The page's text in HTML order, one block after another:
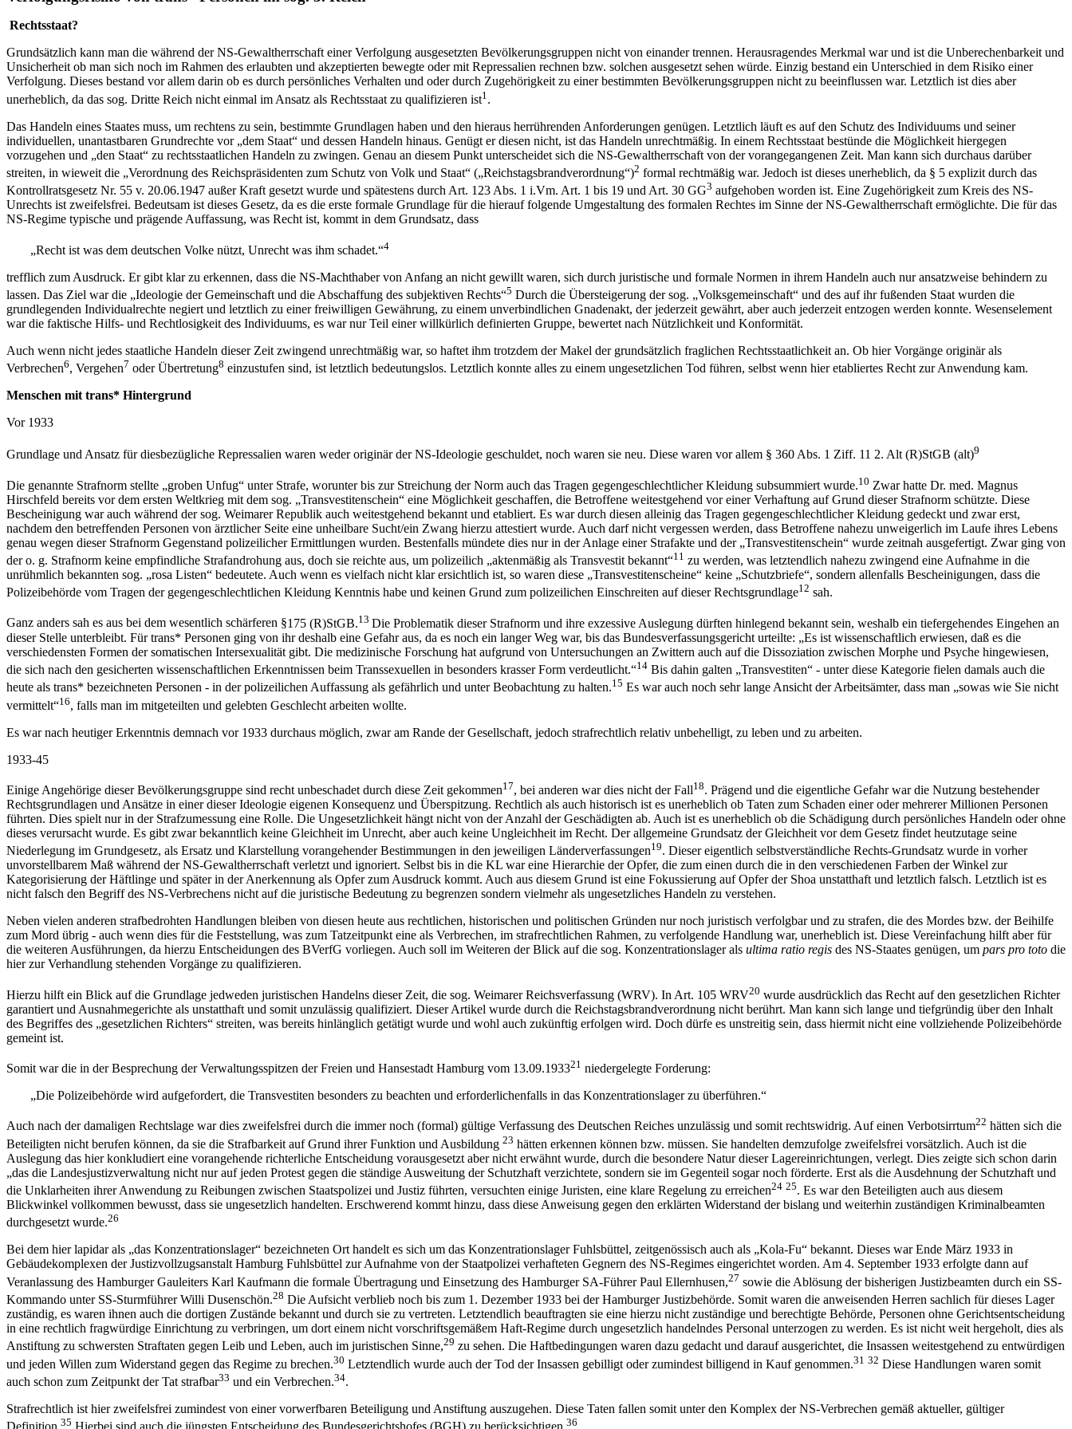
Rechtsstaat?
Grundsätzlich kann man die während der NS-Gewaltherrschaft einer Verfolgung ausgesetzten Bevölkerungsgruppen nicht von einander trennen. Herausragendes Merkmal war und ist die Unberechenbarkeit und
Unsicherheit ob man sich noch im Rahmen des erlaubten und akzeptierten bewegte oder mit Repressalien rechnen bzw. solchen ausgesetzt sehen würde. Einzig bestand ein Unterschied in dem Risiko einer
Verfolgung. Dieses bestand vor allem darin ob es durch persönliches Verhalten und oder durch Zugehörigkeit zu einer bestimmten Bevölkerungsgruppen nicht zu beeinflussen war. Letztlich ist dies aber
unerheblich, da das sog. Dritte Reich nicht einmal im Ansatz als Rechtsstaat zu qualifizieren ist1 .
Das Handeln eines Staates muss, um rechtens zu sein, bestimmte Grundlagen haben und den hieraus herrührenden Anforderungen genügen. Letztlich läuft es auf den Schutz des Individuums und seiner
individuellen, unantastbaren Grundrechte vor „dem Staat“ und dessen Handeln hinaus. Genügt er diesen nicht, ist das Handeln unrechtmäßig. In einem Rechtsstaat bestünde die Möglichkeit hiergegen
vorzugehen und „den Staat“ zu rechtsstaatlichen Handeln zu zwingen. Genau an diesem Punkt unterscheidet sich die NS-Gewaltherrschaft von der vorangegangenen Zeit. Man kann sich durchaus darüber
streiten, in wieweit die „Verordnung des Reichspräsidenten zum Schutz von Volk und Staat“ („Reichstagsbrandverordnung“)2 formal rechtmäßig war. Jedoch ist dieses unerheblich, da § 5 explizit durch das
Kontrollratsgesetz Nr. 55 v. 20.06.1947 außer Kraft gesetzt wurde und spätestens durch Art. 123 Abs. 1 i.Vm. Art. 1 bis 19 und Art. 30 GG3 aufgehoben worden ist. Eine Zugehörigkeit zum Kreis des NS-
Unrechts ist zweifelsfrei. Bedeutsam ist dieses Gesetz, da es die erste formale Grundlage für die hierauf folgende Umgestaltung des formalen Rechtes im Sinne der NS-Gewaltherrschaft ermöglichte. Die für das
NS-Regime typische und prägende Auffassung, was Recht ist, kommt in dem Grundsatz, dass
„Recht ist was dem deutschen Volke nützt, Unrecht was ihm schadet.“4
trefflich zum Ausdruck. Er gibt klar zu erkennen, dass die NS-Machthaber von Anfang an nicht gewillt waren, sich durch juristische und formale Normen in ihrem Handeln auch nur ansatzweise behindern zu
lassen. Das Ziel war die „Ideologie der Gemeinschaft und die Abschaffung des subjektiven Rechts“5 Durch die Übersteigerung der sog. „Volksgemeinschaft“ und des auf ihr fußenden Staat wurden die
grundlegenden Individualrechte negiert und letztlich zu einer freiwilligen Gewährung, zu einem unverbindlichen Gnadenakt, der jederzeit gewährt, aber auch jederzeit entzogen werden konnte. Wesenselement
war die faktische Hilfs- und Rechtlosigkeit des Individuums, es war nur Teil einer willkürlich definierten Gruppe, bewertet nach Nützlichkeit und Konformität.
Auch wenn nicht jedes staatliche Handeln dieser Zeit zwingend unrechtmäßig war, so haftet ihm trotzdem der Makel der grundsätzlich fraglichen Rechtsstaatlichkeit an. Ob hier Vorgänge originär als
Verbrechen6, Vergehen7 oder Übertretung8 einzustufen sind, ist letztlich bedeutungslos. Letztlich konnte alles zu einem ungesetzlichen Tod führen, selbst wenn hier etabliertes Recht zur Anwendung kam.
Menschen mit trans* Hintergrund
Vor 1933
Grundlage und Ansatz für diesbezügliche Repressalien waren weder originär der NS-Ideologie geschuldet, noch waren sie neu. Diese waren vor allem § 360 Abs. 1 Ziff. 11 2. Alt (R)StGB (alt)9
Die genannte Strafnorm stellte „groben Unfug“ unter Strafe, worunter bis zur Streichung der Norm auch das Tragen gegengeschlechtlicher Kleidung subsummiert wurde.10 Zwar hatte Dr. med. Magnus
Hirschfeld bereits vor dem ersten Weltkrieg mit dem sog. „Transvestitenschein“ eine Möglichkeit geschaffen, die Betroffene weitestgehend vor einer Verhaftung auf Grund dieser Strafnorm schützte. Diese
Bescheinigung war auch während der sog. Weimarer Republik auch weitestgehend bekannt und etabliert. Es war durch diesen alleinig das Tragen gegengeschlechtlicher Kleidung gedeckt und zwar erst,
nachdem den betreffenden Personen von ärztlicher Seite eine unheilbare Sucht/ein Zwang hierzu attestiert wurde. Auch darf nicht vergessen werden, dass Betroffene nahezu unweigerlich im Laufe ihres Lebens
genau wegen dieser Strafnorm Gegenstand polizeilicher Ermittlungen wurden. Bestenfalls mündete dies nur in der Anlage einer Strafakte und der „Transvestitenschein“ wurde zeitnah ausgefertigt. Zwar ging von
der o. g. Strafnorm keine empfindliche Strafandrohung aus, doch sie reichte aus, um polizeilich „aktenmäßig als Transvestit bekannt“11 zu werden, was letztendlich nahezu zwingend eine Aufnahme in die
unrühmlich bekannten sog. „rosa Listen“ bedeutete. Auch wenn es vielfach nicht klar ersichtlich ist, so waren diese „Transvestitenscheine“ keine „Schutzbriefe“, sondern allenfalls Bescheinigungen, dass die
Polizeibehörde vom Tragen der gegengeschlechtlichen Kleidung Kenntnis habe und keinen Grund zum polizeilichen Einschreiten auf dieser Rechtsgrundlage12 sah.
Ganz anders sah es aus bei dem wesentlich schärferen §175 (R)StGB.13 Die Problematik dieser Strafnorm und ihre exzessive Auslegung dürften hinlegend bekannt sein, weshalb ein tiefergehendes Eingehen an
dieser Stelle unterbleibt. Für trans* Personen ging von ihr deshalb eine Gefahr aus, da es noch ein langer Weg war, bis das Bundesverfassungsgericht urteilte: „Es ist wissenschaftlich erwiesen, daß es die
verschiedensten Formen der somatischen Intersexualität gibt. Die medizinische Forschung hat aufgrund von Untersuchungen an Zwittern auch auf die Dissoziation zwischen Morphe und Psyche hingewiesen,
die sich nach den gesicherten wissenschaftlichen Erkenntnissen beim Transsexuellen in besonders krasser Form verdeutlicht.“14 Bis dahin galten „Transvestiten“ - unter diese Kategorie fielen damals auch die
heute als trans* bezeichneten Personen - in der polizeilichen Auffassung als gefährlich und unter Beobachtung zu halten.15 Es war auch noch sehr lange Ansicht der Arbeitsämter, dass man „sowas wie Sie nicht
vermittelt“16, falls man im mitgeteilten und gelebten Geschlecht arbeiten wollte.
Es war nach heutiger Erkenntnis demnach vor 1933 durchaus möglich, zwar am Rande der Gesellschaft, jedoch strafrechtlich relativ unbehelligt, zu leben und zu arbeiten.
1933-45
Einige Angehörige dieser Bevölkerungsgruppe sind recht unbeschadet durch diese Zeit gekommen17, bei anderen war dies nicht der Fall18. Prägend und die eigentliche Gefahr war die Nutzung bestehender
Rechtsgrundlagen und Ansätze in einer dieser Ideologie eigenen Konsequenz und Überspitzung. Rechtlich als auch historisch ist es unerheblich ob Taten zum Schaden einer oder mehrerer Millionen Personen
führten. Dies spielt nur in der Strafzumessung eine Rolle. Die Ungesetzlichkeit hängt nicht von der Anzahl der Geschädigten ab. Auch ist es unerheblich ob die Schädigung durch persönliches Handeln oder ohne
dieses verursacht wurde. Es gibt zwar bekanntlich keine Gleichheit im Unrecht, aber auch keine Ungleichheit im Recht. Der allgemeine Grundsatz der Gleichheit vor dem Gesetz findet heutzutage seine
Niederlegung im Grundgesetz, als Ersatz und Klarstellung vorangehender Bestimmungen in den jeweiligen Länderverfassungen19. Dieser eigentlich selbstverständliche Rechts-Grundsatz wurde in vorher
unvorstellbarem Maß während der NS-Gewaltherrschaft verletzt und ignoriert. Selbst bis in die KL war eine Hierarchie der Opfer, die zum einen durch die in den verschiedenen Farben der Winkel zur
Kategorisierung der Häftlinge und später in der Anerkennung als Opfer zum Ausdruck kommt. Auch aus diesem Grund ist eine Fokussierung auf Opfer der Shoa unstatthaft und letztlich falsch. Letztlich ist es
nicht falsch den Begriff des NS-Verbrechens nicht auf die juristische Bedeutung zu begrenzen sondern vielmehr als ungesetzliches Handeln zu verstehen.
Neben vielen anderen strafbedrohten Handlungen bleiben von diesen heute aus rechtlichen, historischen und politischen Gründen nur noch juristisch verfolgbar und zu strafen, die des Mordes bzw. der Beihilfe
zum Mord übrig - auch wenn dies für die Feststellung, was zum Tatzeitpunkt eine als Verbrechen, im strafrechtlichen Rahmen, zu verfolgende Handlung war, unerheblich ist. Diese Vereinfachung hilft aber für
die weiteren Ausführungen, da hierzu Entscheidungen des BVerfG vorliegen. Auch soll im Weiteren der Blick auf die sog. Konzentrationslager als ultima ratio regis des NS-Staates genügen, um pars pro toto die
hier zur Verhandlung stehenden Vorgänge zu qualifizieren.
Hierzu hilft ein Blick auf die Grundlage jedweden juristischen Handelns dieser Zeit, die sog. Weimarer Reichsverfassung (WRV). In Art. 105 WRV20 wurde ausdrücklich das Recht auf den gesetzlichen Richter
garantiert und Ausnahmegerichte als unstatthaft und somit unzulässig qualifiziert. Dieser Artikel wurde durch die Reichstagsbrandverordnung nicht berührt. Man kann sich lange und tiefgründig über den Inhalt
des Begriffes des „gesetzlichen Richters“ streiten, was bereits hinlänglich getätigt wurde und wohl auch zukünftig erfolgen wird. Doch dürfe es unstreitig sein, dass hiermit nicht eine vollziehende Polizeibehörde
gemeint ist.
Somit war die in der Besprechung der Verwaltungsspitzen der Freien und Hansestadt Hamburg vom 13.09.193321 niedergelegte Forderung:
„Die Polizeibehörde wird aufgefordert, die Transvestiten besonders zu beachten und erforderlichenfalls in das Konzentrationslager zu überführen.“
Auch nach der damaligen Rechtslage war dies zweifelsfrei durch die immer noch (formal) gültige Verfassung des Deutschen Reiches unzulässig und somit rechtswidrig. Auf einen Verbotsirrtum22 hätten sich die
Beteiligten nicht berufen können, da sie die Strafbarkeit auf Grund ihrer Funktion und Ausbildung 23 hätten erkennen können bzw. müssen. Sie handelten demzufolge zweifelsfrei vorsätzlich. Auch ist die
Auslegung das hier konkludiert eine vorangehende richterliche Entscheidung vorausgesetzt aber nicht erwähnt wurde, durch die besondere Natur dieser Lagereinrichtungen, verlegt. Dies zeigte sich schon darin
„das die Landesjustizverwaltung nicht nur auf jeden Protest gegen die ständige Ausweitung der Schutzhaft verzichtete, sondern sie im Gegenteil sogar noch förderte. Erst als die Ausdehnung der Schutzhaft und
die Unklarheiten ihrer Anwendung zu Reibungen zwischen Staatspolizei und Justiz führten, versuchten einige Juristen, eine klare Regelung zu erreichen24 25. Es war den Beteiligten auch aus diesem
Blickwinkel vollkommen bewusst, dass sie ungesetzlich handelten. Erschwerend kommt hinzu, dass diese Anweisung gegen den erklärten Widerstand der bislang und weiterhin zuständigen Kriminalbeamten
durchgesetzt wurde.26
Bei dem hier lapidar als „das Konzentrationslager“ bezeichneten Ort handelt es sich um das Konzentrationslager Fuhlsbüttel, zeitgenössisch auch als „Kola-Fu“ bekannt. Dieses war Ende März 1933 in
Gebäudekomplexen der Justizvollzugsanstalt Hamburg Fuhlsbüttel zur Aufnahme von der Staatpolizei verhafteten Gegnern des NS-Regimes eingerichtet worden. Am 4. September 1933 erfolgte dann auf
Veranlassung des Hamburger Gauleiters Karl Kaufmann die formale Übertragung und Einsetzung des Hamburger SA-Führer Paul Ellernhusen,27 sowie die Ablösung der bisherigen Justizbeamten durch ein SS-
Kommando unter SS-Sturmführer Willi Dusenschön.28 Die Aufsicht verblieb noch bis zum 1. Dezember 1933 bei der Hamburger Justizbehörde. Somit waren die anweisenden Herren sachlich für dieses Lager
zuständig, es waren ihnen auch die dortigen Zustände bekannt und durch sie zu vertreten. Letztendlich beauftragten sie eine hierzu nicht zuständige und berechtigte Behörde, Personen ohne Gerichtsentscheidung
in eine rechtlich fragwürdige Einrichtung zu verbringen, um dort einem nicht vorschriftsgemäßem Haft-Regime durch ungesetzlich handelndes Personal unterzogen zu werden. Es ist nicht weit hergeholt, dies als
Anstiftung zu schwersten Straftaten gegen Leib und Leben, auch im juristischen Sinne,29 zu sehen. Die Haftbedingungen waren dazu gedacht und darauf ausgerichtet, die Insassen weitestgehend zu entwürdigen
und jeden Willen zum Widerstand gegen das Regime zu brechen.30 Letztendlich wurde auch der Tod der Insassen gebilligt oder zumindest billigend in Kauf genommen.31 32 Diese Handlungen waren somit
auch schon zum Zeitpunkt der Tat strafbar33 und ein Verbrechen.34.
Strafrechtlich ist hier zweifelsfrei zumindest von einer vorwerfbaren Beteiligung und Anstiftung auszugehen. Diese Taten fallen somit unter den Komplex der NS-Verbrechen gemäß aktueller, gültiger
35 36